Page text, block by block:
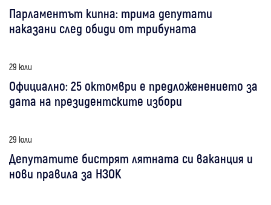
Парламентът кипна: трима депутати
наказани след обиди от трибуната
29 юли
Официално: 25 октомври е предложенението за
дата на президентските избори
29 юли
Депутатите бистрят лятната си ваканция и
нови правила за НЗОК